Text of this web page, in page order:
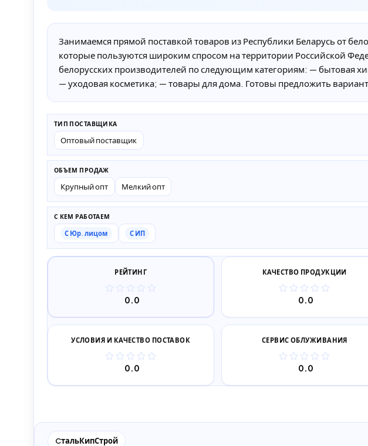
Занимаемся прямой поставкой товаров из Республики Беларусь от
которые пользуются широким спросом на территории Российской
белорусских производителей по следующим категориям: — бытовая
— уходовая косметика; — товары для дома. Готовы предложить
ТИП ПОСТАВЩИКА
Оптовый поставщик
ОБЪЕМ ПРОДАЖ
Крупный опт Мелкий опт
С КЕМ РАБОТАЕМ
С Юр. лицом С ИП
РЕЙТИНГ
0.0
КАЧЕСТВО ПРОДУКЦИИ
0.0
УСЛОВИЯ И КАЧЕСТВО ПОСТАВОК
0.0
СЕРВИС ОБЛУЖИВАНИЯ
0.0
CтальКипСтрой